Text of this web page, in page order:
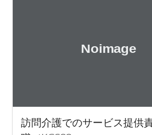
訪問介護でのサービス提供